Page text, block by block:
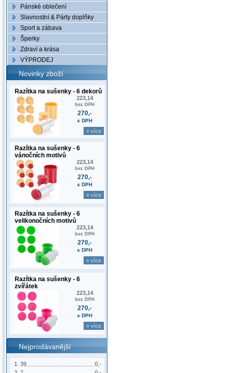
Pánské oblečení
Slavnostní & Párty doplňky
Sport a zábava
Šperky
Zdraví a krása
VÝPRODEJ
Novinky zboží
Razítka na sušenky - 6 dekorů
223,14
bez DPH
270,-
s DPH
» více
Razítka na sušenky - 6
vánočních motivů
223,14
bez DPH
270,-
s DPH
» více
Razítka na sušenky - 6
velikonočních motivů
223,14
bez DPH
270,-
s DPH
» více
Razítka na sušenky - 6
zvířátek
223,14
bez DPH
270,-
s DPH
» více
Nejprodávanější
0,-
39